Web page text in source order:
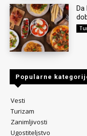
Popularne
Vesti
Turizam
Zanimljivosti
Ugostiteljstvo